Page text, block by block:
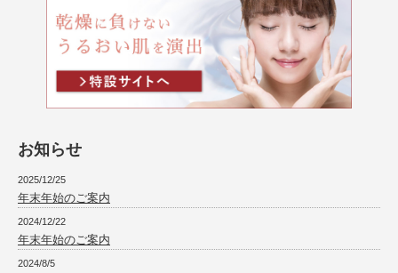
お知らせ
2025/12/25
年末年始のご案内
2024/12/22
年末年始のご案内
2024/8/5